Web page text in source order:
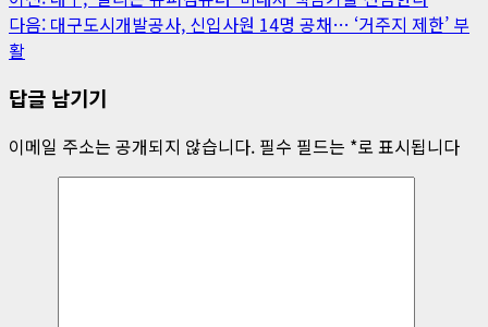
시
내
비
다음: 대구도시개발공사, 신입사원 14명 공채… ‘거주지 제한’ 부
활
답글 남기기
이메일 주소는 공개되지 않습니다. 필수 필드는 *로 표시됩니다